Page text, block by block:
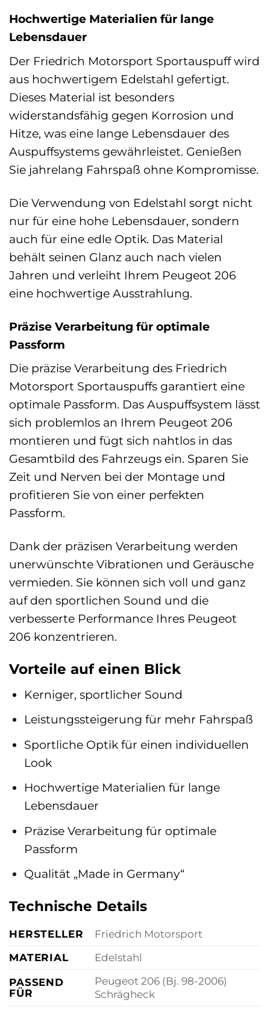
Hochwertige Materialien für lange
Lebensdauer
Der Friedrich Motorsport Sportauspuff wird
aus hochwertigem Edelstahl gefertigt.
Dieses Material ist besonders
widerstandsfähig gegen Korrosion und
Hitze, was eine lange Lebensdauer des
Auspuffsystems gewährleistet. Genießen
Sie jahrelang Fahrspaß ohne Kompromisse.
Die Verwendung von Edelstahl sorgt nicht
nur für eine hohe Lebensdauer, sondern
auch für eine edle Optik. Das Material
behält seinen Glanz auch nach vielen
Jahren und verleiht Ihrem Peugeot 206
eine hochwertige Ausstrahlung.
Präzise Verarbeitung für optimale
Passform
Die präzise Verarbeitung des Friedrich
Motorsport Sportauspuffs garantiert eine
optimale Passform. Das Auspuffsystem lässt
sich problemlos an Ihrem Peugeot 206
montieren und fügt sich nahtlos in das
Gesamtbild des Fahrzeugs ein. Sparen Sie
Zeit und Nerven bei der Montage und
profitieren Sie von einer perfekten
Passform.
Dank der präzisen Verarbeitung werden
unerwünschte Vibrationen und Geräusche
vermieden. Sie können sich voll und ganz
auf den sportlichen Sound und die
verbesserte Performance Ihres Peugeot
206 konzentrieren.
Vorteile auf einen Blick
Kerniger, sportlicher Sound
Leistungssteigerung für mehr Fahrspaß
Sportliche Optik für einen individuellen
Look
Hochwertige Materialien für lange
Lebensdauer
Präzise Verarbeitung für optimale
Passform
Qualität „Made in Germany“
Technische Details
HERSTELLER
Friedrich Motorsport
MATERIAL
Edelstahl
PASSEND
FÜR
Peugeot 206 (Bj. 98-2006)
Schrägheck